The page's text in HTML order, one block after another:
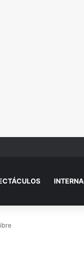
heridas en el brazo a